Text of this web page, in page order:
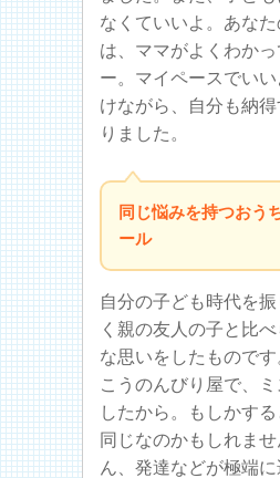
なくていいよ。あなた
は、ママがよくわか
ー。マイペースでい
けながら、自分も納
りました。
同じ悩みを持つおう
ール
自分の子ども時代を
く親の友人の子と比
な思いをしたもので
こうのんびり屋で、
したから。もしかす
同じなのかもしれま
ん、発達などが極端に